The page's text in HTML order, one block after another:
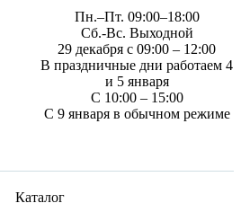
Пн.–Пт. 09:00–18:00
Сб.-Вс. Выходной
29 декабря с 09:00 – 12:00
В праздничные дни работаем 4
и 5 января
С 10:00 – 15:00
С 9 января в обычном режиме
Каталог